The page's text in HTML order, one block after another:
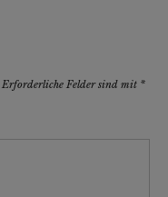
Erforderliche Felder sind mit *